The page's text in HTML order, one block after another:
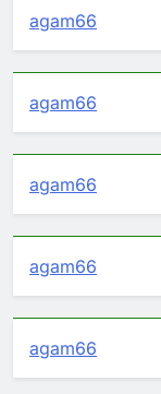
agam66
agam66
agam66
agam66
agam66